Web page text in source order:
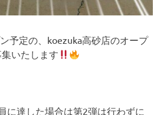
予定の、koezuka高砂店のオープ
いたします
に達した場合は第2弾は行わずに